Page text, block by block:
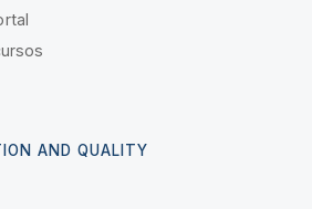
AND QUALITY